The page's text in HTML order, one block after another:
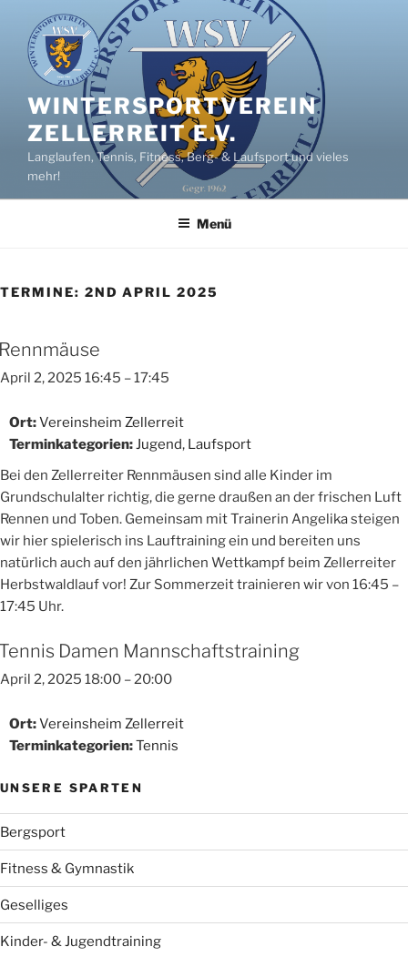
Inhalt
springen
WINTERSPORTVEREIN
ZELLERREIT E.V.
Langlaufen, Tennis, Fitness, Berg- & Laufsport und vieles
mehr!
Menü
TERMINE: 2ND APRIL 2025
April 2, 2025 16:45 –17:45
Ort:Vereinsheim Zellerreit
Terminkategorien:Jugend, Laufsport
Bei den Zellerreiter Rennmäusen sind alle Kinder im
Grundschulalter richtig, die gerne draußen an der frischen Luft
Rennen und Toben. Gemeinsam mit Trainerin Angelika steigen
wir hier spielerisch ins Lauftraining ein und bereiten uns
natürlich auch auf den jährlichen Wettkampf beim Zellerreiter
Herbstwaldlauf vor! Zur Sommerzeit trainieren wir von 16:45 –
17:45 Uhr.
Damen Mannschaftstraining
April 2, 2025 18:00 – 20:00
Ort:Vereinsheim Zellerreit
Terminkategorien:Tennis
UNSERE SPARTEN
Bergsport
Fitness & Gymnastik
Geselliges
Kinder- & Jugendtraining